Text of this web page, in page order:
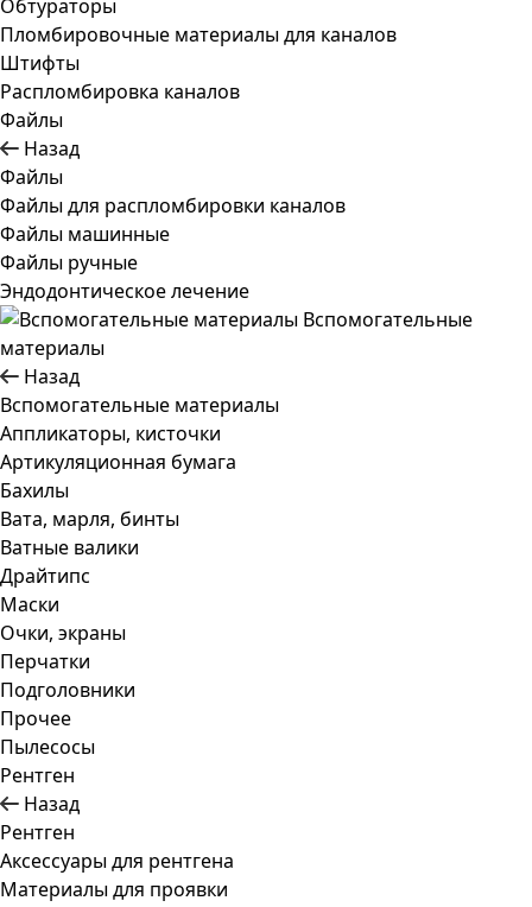
Обтураторы
Пломбировочные материалы для каналов
Штифты
Распломбировка каналов
Файлы
Назад
Файлы
Файлы для распломбировки каналов
Файлы машинные
Файлы ручные
Эндодонтическое лечение
Вспомогательные
материалы
Назад
Вспомогательные материалы
Аппликаторы, кисточки
Артикуляционная бумага
Бахилы
Вата, марля, бинты
Ватные валики
Драйтипс
Маски
Очки, экраны
Перчатки
Подголовники
Прочее
Пылесосы
Рентген
Назад
Рентген
Аксессуары для рентгена
Материалы для проявки